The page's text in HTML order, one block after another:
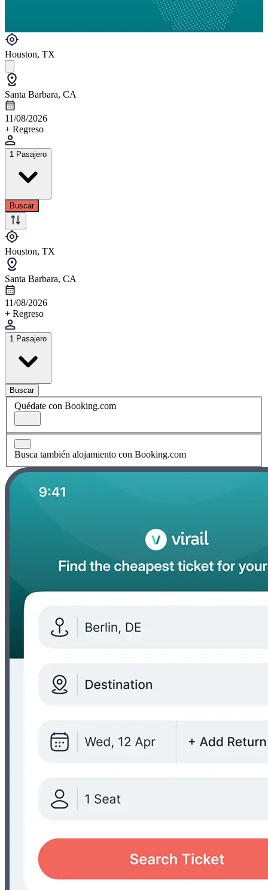
Houston, TX
Santa Barbara, CA
11/08/2026
+ Regreso
1 Pasajero
Buscar
Houston, TX
Santa Barbara, CA
11/08/2026
+ Regreso
1 Pasajero
Buscar
Quédate con Booking.com
Busca también alojamiento con Booking.com